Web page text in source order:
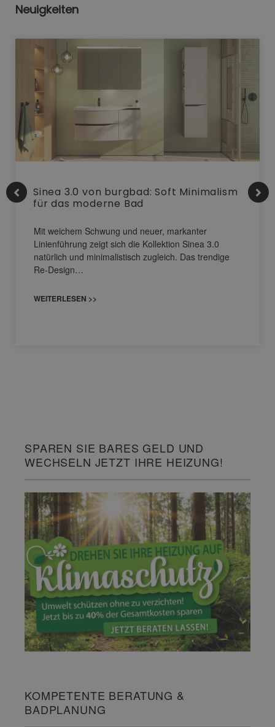
Neuigkeiten
Sinea 3.0 von burgbad: Soft Minimalism
für das moderne Bad
Mit weichem Schwung und neuer, markanter
Linienführung zeigt sich die Kollektion Sinea 3.0
natürlich und minimalistisch zugleich. Das trendige
Re-Design…
WEITERLESEN >>
SPAREN SIE BARES GELD UND
WECHSELN JETZT IHRE HEIZUNG!
KOMPETENTE BERATUNG &
BADPLANUNG